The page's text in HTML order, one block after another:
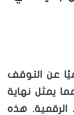
عن التوقف
يمثل نهاية
هذه